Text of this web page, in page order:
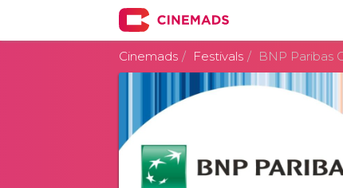
Cinemads Festivals BNP Paribas